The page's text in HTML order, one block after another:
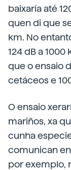
baixaría até
quen di que
km. No
124 dB a
que o ensaio
cetáceos e
O ensaio
mariños, xa
cunha
comunican
por exemplo,